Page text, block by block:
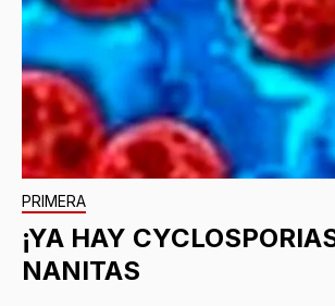
PRIMERA
¡YA HAY
NANITAS